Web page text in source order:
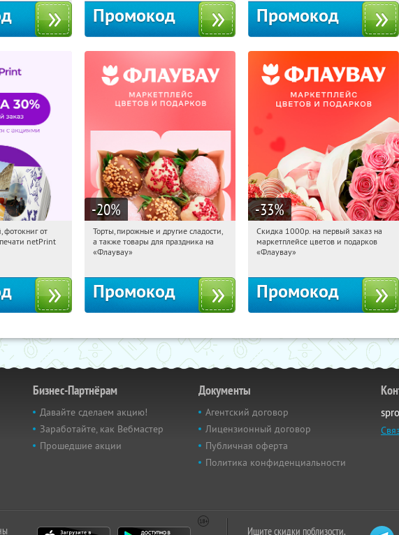
Промокод Промокод
Получили:
фотокниг от
netPrint
-20%
04:40:32 Получили:
Россия
Торты, пирожные и другие сладости,
а также товары для праздника на
«Флаувау»
Промокод
-33%
04:40:32 Получили:
Россия
Скидка 1000р. на первый заказ на
маркетплейсе цветов и подарков
«Флаувау»
Промокод
Бизнес-Партнёрам
Давайте сделаем акцию!
Заработайте, как Вебмастер
Прошедшие акции
Документы
Агентский договор
Лицензионный договор
Публичная оферта
Политика конфиденциальности
Ищите скидки поблизости,